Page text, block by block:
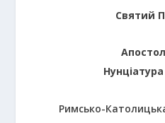
Святий
Римсько-